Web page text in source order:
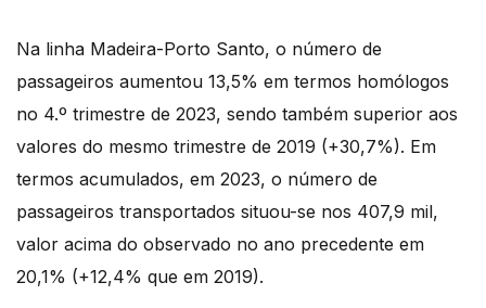
Na linha Madeira-Porto Santo, o número de
passageiros aumentou 13,5% em termos homólogos
no 4.º trimestre de 2023, sendo também superior aos
valores do mesmo trimestre de 2019 (+30,7%). Em
termos acumulados, em 2023, o número de
passageiros transportados situou-se nos 407,9 mil,
valor acima do observado no ano precedente em
20,1% (+12,4% que em 2019).